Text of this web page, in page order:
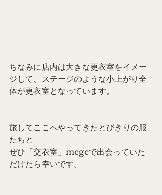
ちなみに店内は大きな更衣室をイメー
ジして、ステージのような小上がり全
体が更衣室となっています。
旅してここへやってきたとびきりの服
たちと
ぜひ「交衣室」megeで出会っていた
だけたら幸いです。